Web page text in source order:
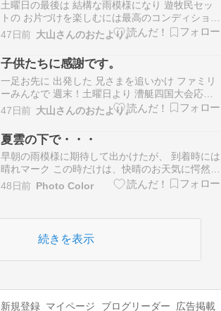
だったので、そのせ…
土曜日の最後は 結構な雨模様になり 遊牧民セッ
トの お片づけを楽しむには最高のコンディション
を 大満喫でした。。。。。 ので 「もう泊まって
いこうや～！」と 姫さまはモチロン 全身ずぶ濡
れのオヤジもオカンも 全員一致で 急遽チェック
イン完了。 からの 「おつかれさま～！！」 が…
47日前 大山さんのおたより。
子供たちに感謝です。
一足お先に 出発した 兄さまを追いかけ ファミリ
ーみんなで 週末！土曜日より 漕艇四国大会応援
祭り！！ いつもの様に 湖畔パドックエリアへ陣
を張り おおやまさんくの勝利の女神さまも リラ
ックスして応援していただけるよう ゆっくり座れ
る 背もたれ付きベンチシートはモチロン。 万
一…
47日前 大山さんのおたより。
夏雲の下で・・・
早朝の雨模様に期待して出かけたが、 到着時には
晴れマーク この時だけは、快晴のお天気に愕然
と・・・ ＊今年は花数が少ないなと思っていたら
花芽を鹿に食べられていたらしい 望遠系で少し詰
かざはやの里（三重県） に…
48日前 Photo Color
続きを表示
新規登録 マイページ ブログリーダー 広告掲載